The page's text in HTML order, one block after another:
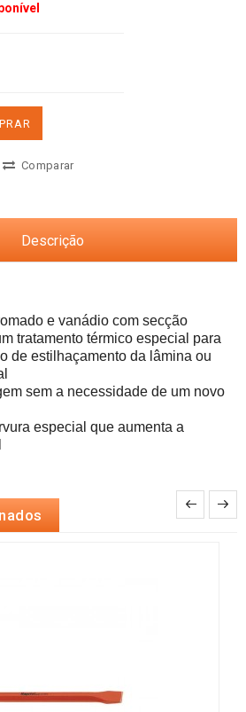
Comparar
Descrição
e vanádio com secção
tratamento térmico especial para
de estilhaçamento da lâmina ou
sem a necessidade de um novo
especial que aumenta a